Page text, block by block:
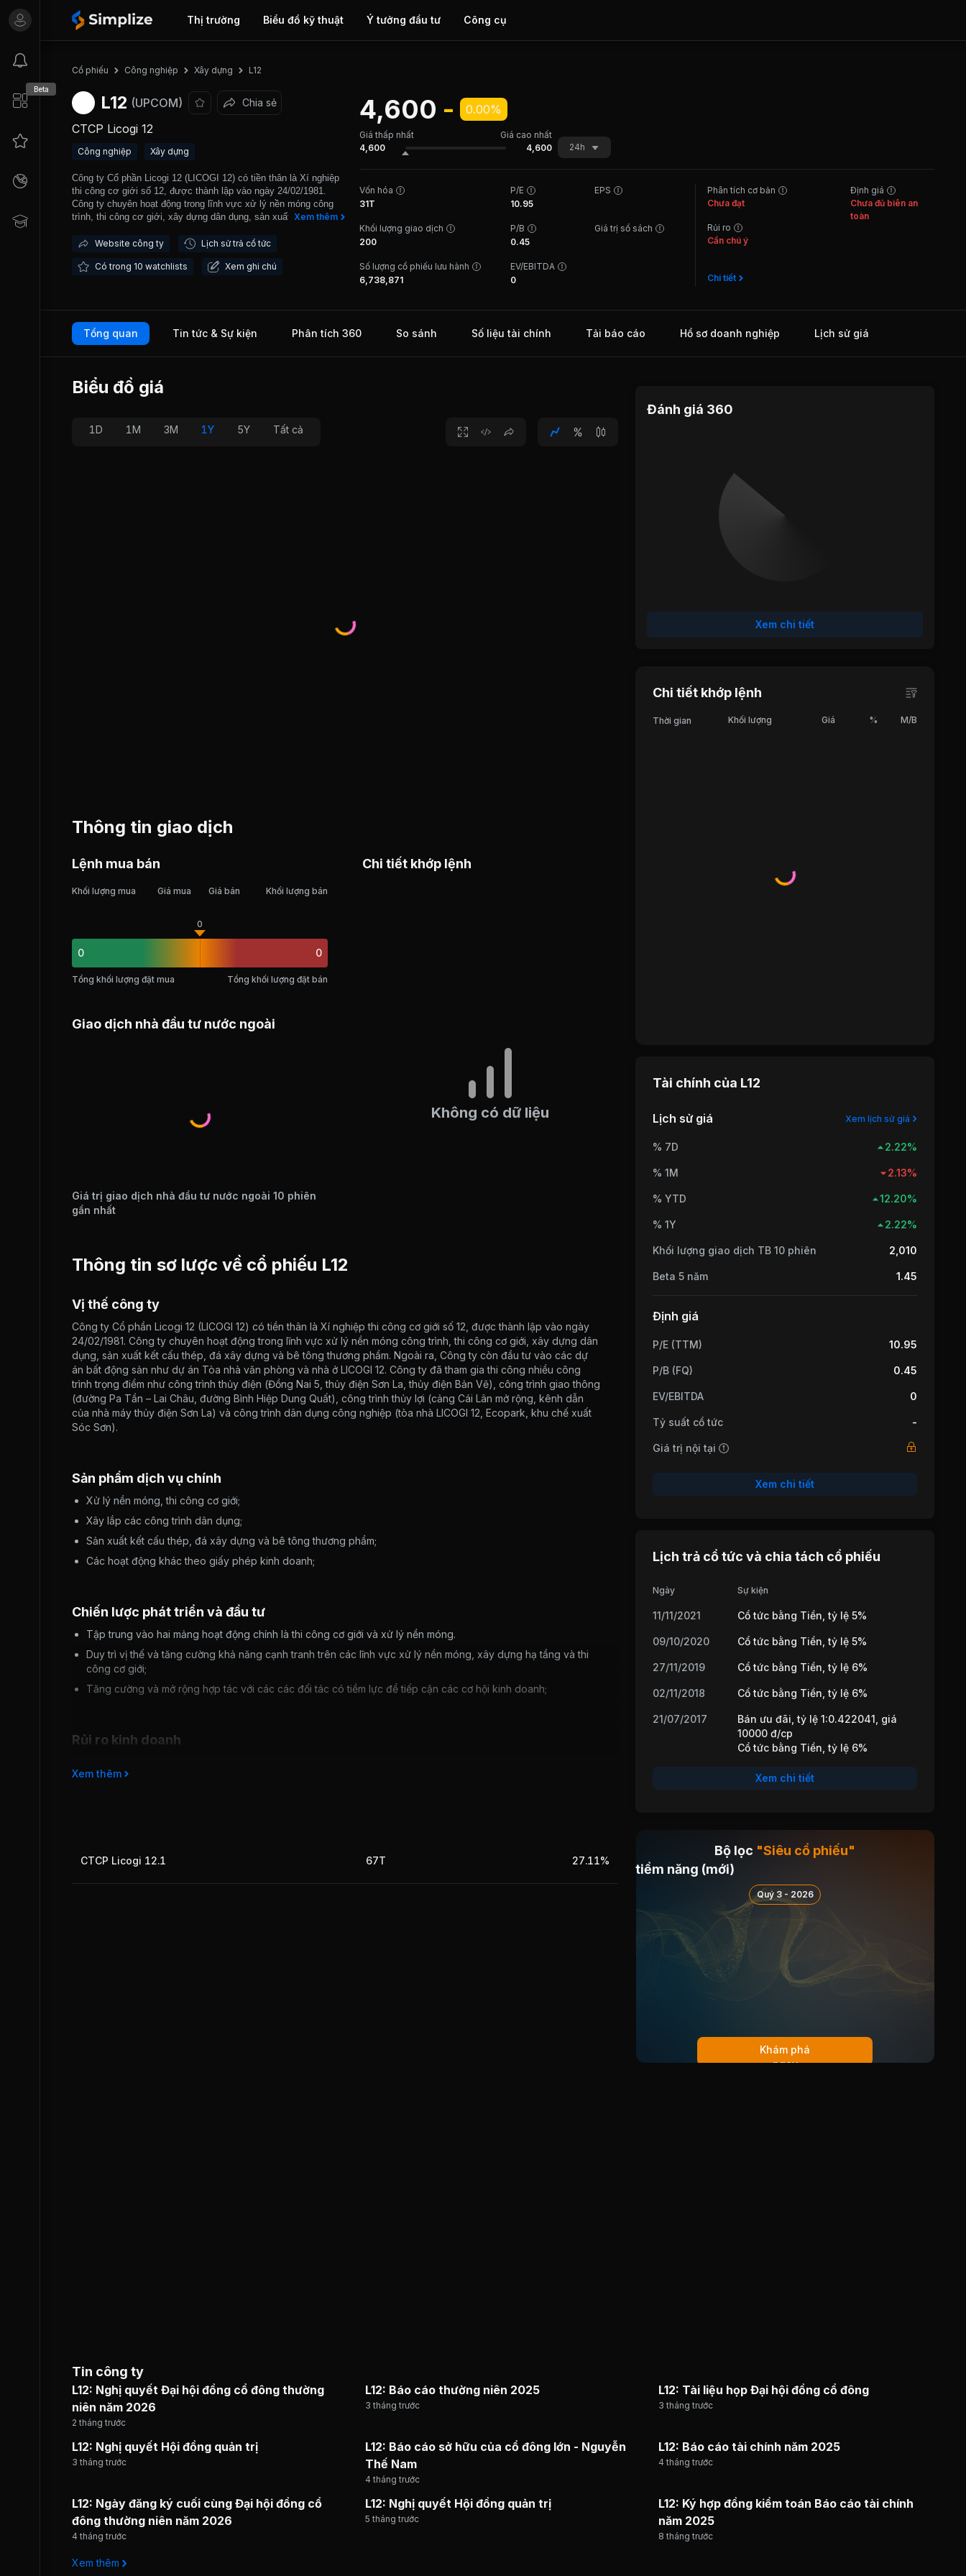
Thị trường Biểu đồ kỹ thuật Ý tưởng đầu tư Công cụ
Beta
Cổ phiếu Công nghiệp Xây dựng L12
L12 (UPCOM) Chia sẻ
CTCP Licogi 12
Công nghiệp Xây dựng
Công ty Cổ phần Licogi 12 (LICOGI 12) có tiền thân là Xí nghiệp
thi công cơ giới số 12, được thành lập vào ngày 24/02/1981.
Công ty chuyên hoạt động trong lĩnh vực xử lý nền móng công
trình, thi công cơ giới, xây dựng dân dụng, sản xuất kết cấu thép,
tư vào các dự án bất động sản như dự án Tòa nhà văn phòng và
trọng điểm như công trình thủy điện (Đồng Nai 5, thủy điện Sơn
Lân mở rộng, kênh dẫn của nhà máy thủy điện Sơn La) và công
trình dân dụng công nghiệp (tòa nhà LICOGI 12, Ecopark, khu chế
xuất Sóc Sơn).
Xem thêm
Website công ty Lịch sử trả cổ tức
Có trong 10 watchlists Xem ghi chú
4,600 - 0.00%
Giá thấp nhất
Giá cao nhất
4,600
4,600 24h
Vốn hóa
31T
P/E
10.95
EPS
Khối lượng giao dịch
200
P/B
0.45
Giá trị sổ sách
Số lượng cổ phiếu lưu hành
6,738,871
EV/EBITDA
0
Phân tích cơ bản
Chưa đạt
Rủi ro
Cần chú ý
Chi tiết
Định giá
Chưa đủ biên an
toàn
Tổng quan Tin tức & Sự kiện Phân tích 360 So sánh Số liệu tài chính Tải báo cáo Hồ sơ doanh nghiệp Lịch sử giá
Biểu đồ giá
1D 1M 3M 1Y 5Y Tất cả
Thông tin giao dịch
Lệnh mua bán
Khối lượng mua Giá mua Giá bán Khối lượng bán
0
0
0
Tổng khối lượng đặt mua Tổng khối lượng đặt bán
Giao dịch nhà đầu tư nước ngoài
Giá trị giao dịch nhà đầu tư nước ngoài 10 phiên
gần nhất
Chi tiết khớp lệnh
Không có dữ liệu
Thông tin sơ lược về cổ phiếu L12
Vị thế công ty
Công ty Cổ phần Licogi 12 (LICOGI 12) có tiền thân là Xí nghiệp thi công cơ giới số 12, được thành lập vào ngày
24/02/1981. Công ty chuyên hoạt động trong lĩnh vực xử lý nền móng công trình, thi công cơ giới, xây dựng dân
dụng, sản xuất kết cấu thép, đá xây dựng và bê tông thương phẩm. Ngoài ra, Công ty còn đầu tư vào các dự
án bất động sản như dự án Tòa nhà văn phòng và nhà ở LICOGI 12. Công ty đã tham gia thi công nhiều công
trình trọng điểm như công trình thủy điện (Đồng Nai 5, thủy điện Sơn La, thủy điện Bản Vẽ), công trình giao thông
(đường Pa Tần – Lai Châu, đường Bình Hiệp Dung Quất), công trình thủy lợi (cảng Cái Lân mở rộng, kênh dẫn
của nhà máy thủy điện Sơn La) và công trình dân dụng công nghiệp (tòa nhà LICOGI 12, Ecopark, khu chế xuất
Sóc Sơn).
Sản phẩm dịch vụ chính
Xử lý nền móng, thi công cơ giới;
Xây lắp các công trình dân dụng;
Sản xuất kết cấu thép, đá xây dựng và bê tông thương phẩm;
Các hoạt động khác theo giấy phép kinh doanh;
Chiến lược phát triển và đầu tư
Tập trung vào hai mảng hoạt động chính là thi công cơ giới và xử lý nền móng.
Duy trì vị thế và tăng cường khả năng cạnh tranh trên các lĩnh vực xử lý nền móng, xây dựng hạ tầng và thi
công cơ giới;
Tăng cường và mở rộng hợp tác với các các đối tác có tiềm lực để tiếp cận các cơ hội kinh doanh;
Rủi ro kinh doanh
thủ tục giải tỏa, đền bù và thủ tục pháp lý kéo dài.
Xem thêm
CTCP Licogi 12.1 67T 27.11%
Đánh giá 360
Cổ tức
Xem chi tiết
Chi tiết khớp lệnh
Thời gian Khối lượng Giá % M/B
Tài chính của L12
Lịch sử giá Xem lịch sử giá
% 7D 2.22%
% 1M 2.13%
% YTD 12.20%
% 1Y 2.22%
Khối lượng giao dịch TB 10 phiên 2,010
Beta 5 năm 1.45
Định giá
P/E (TTM) 10.95
P/B (FQ) 0.45
EV/EBITDA 0
Tỷ suất cổ tức -
Giá trị nội tại
Xem chi tiết
Lịch trả cổ tức và chia tách cổ phiếu
Ngày Sự kiện
11/11/2021 Cổ tức bằng Tiền, tỷ lệ 5%
09/10/2020 Cổ tức bằng Tiền, tỷ lệ 5%
27/11/2019 Cổ tức bằng Tiền, tỷ lệ 6%
02/11/2018 Cổ tức bằng Tiền, tỷ lệ 6%
21/07/2017
Bán ưu đãi, tỷ lệ 1:0.422041, giá
10000 đ/cp
Cổ tức bằng Tiền, tỷ lệ 6%
Xem chi tiết
Bộ lọc "Siêu cổ phiếu"
tiềm năng (mới)
Quý 3 - 2026
Khám phá
ngay
Tin công ty
L12: Nghị quyết Đại hội đồng cổ đông thường
niên năm 2026
2 tháng trước
L12: Báo cáo thường niên 2025
3 tháng trước
L12: Tài liệu họp Đại hội đồng cổ đông
3 tháng trước
L12: Nghị quyết Hội đồng quản trị
3 tháng trước
L12: Báo cáo sở hữu của cổ đông lớn - Nguyễn
Thế Nam
4 tháng trước
L12: Báo cáo tài chính năm 2025
4 tháng trước
L12: Ngày đăng ký cuối cùng Đại hội đồng cổ
đông thường niên năm 2026
4 tháng trước
L12: Nghị quyết Hội đồng quản trị
5 tháng trước
L12: Ký hợp đồng kiểm toán Báo cáo tài chính
năm 2025
8 tháng trước
Xem thêm